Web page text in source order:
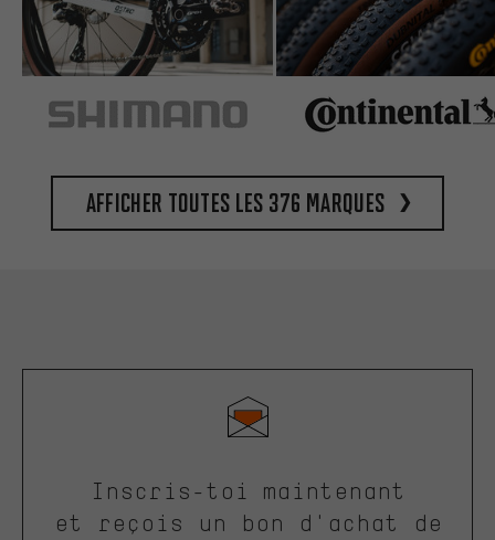
Afficher toutes les 376 marques
Inscris-toi maintenant
et reçois un bon d'achat de